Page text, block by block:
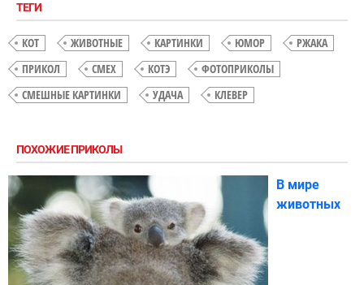
ТЕГИ
КОТ ЖИВОТНЫЕ КАРТИНКИ ЮМОР
РЖАКА
ПРИКОЛ
СМЕХ КОТЭ
ФОТОПРИКОЛЫ
СМЕШНЫЕ КАРТИНКИ
УДАЧА КЛЕВЕР
ПОХОЖИЕ ПРИКОЛЫ
В мире
животных